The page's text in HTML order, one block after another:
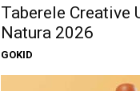
Taberele Creative
Natura 2026
GOKID